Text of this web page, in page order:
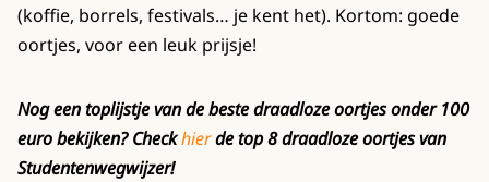
(koffie, borrels, festivals… je kent het). Kortom: goede
oortjes, voor een leuk prijsje!
Nog een toplijstje van de beste draadloze oortjes onder 100
euro bekijken? Checkhierde top 8 draadloze oortjes van
Studentenwegwijzer!